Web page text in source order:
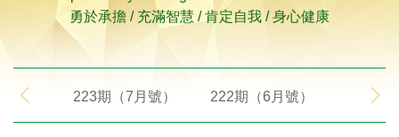
MDRT
新聞中心
公益活動
223期（7月號） 222期（6月號） 221期
勇於承擔 / 充滿智慧 / 肯定自我 / 身心健康